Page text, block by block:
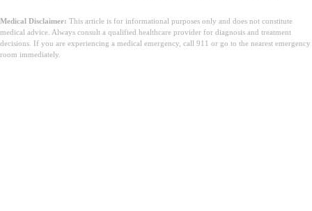
Medical Disclaimer: This article is for informational purposes only and does not constitute
medical advice. Always consult a qualified healthcare provider for diagnosis and treatment
decisions. If you are experiencing a medical emergency, call 911 or go to the nearest emergency
room immediately.